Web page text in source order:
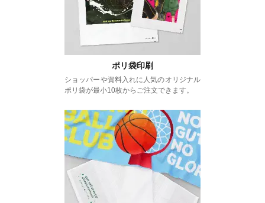
ポリ袋印刷
ショッパーや資料入れに人気のオリジナル
ポリ袋が最小10枚からご注文できます。